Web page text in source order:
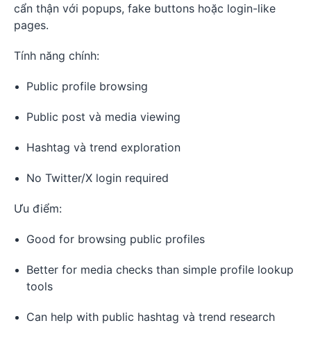
cẩn thận với popups, fake buttons hoặc login-like
pages.
Tính năng chính:
Public profile browsing
Public post và media viewing
Hashtag và trend exploration
No Twitter/X login required
Ưu điểm:
Good for browsing public profiles
Better for media checks than simple profile lookup
tools
Can help with public hashtag và trend research